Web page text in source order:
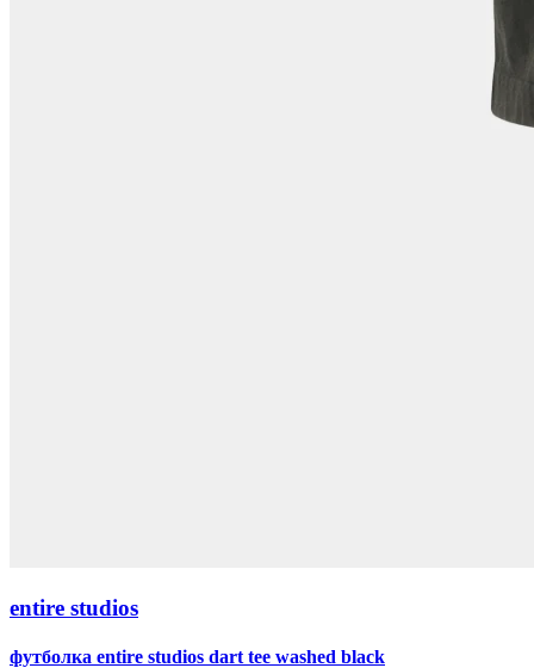
entire studios
футболка entire studios dart tee washed black